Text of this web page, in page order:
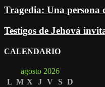
Tragedia: Una persona
Testigos de Jehová
CALENDARIO
agosto 2026
L M X J V S D